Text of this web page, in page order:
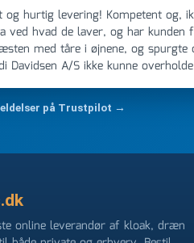
Kompetent og, ikke mindst, hurtig ekspedition!
ved hvad de laver, og har kunden
med tåre i øjnene, og
Davidsen A/S ikke kunne
ned, og næste gang jeg skal
De varmeste og venligste hilsner fra
på Trustpilot →
.dk
online leverandør af kloak, dræn